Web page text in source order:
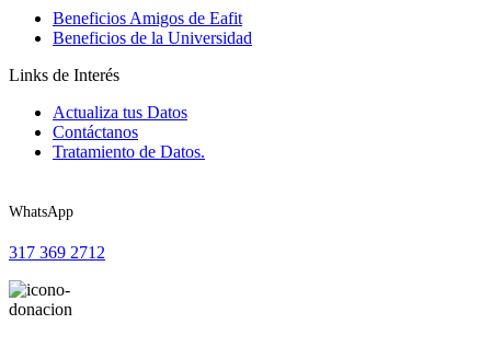
Beneficios Amigos de Eafit
Beneficios de la Universidad
Links de Interés
Actualiza tus Datos
Contáctanos
Tratamiento de Datos.
WhatsApp
317 369 2712